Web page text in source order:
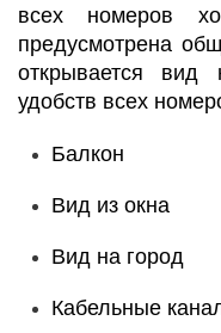
всех номеров
предусмотрена
открывается
удобств всех
Балкон
Вид из окна
Вид на город
Кабельные